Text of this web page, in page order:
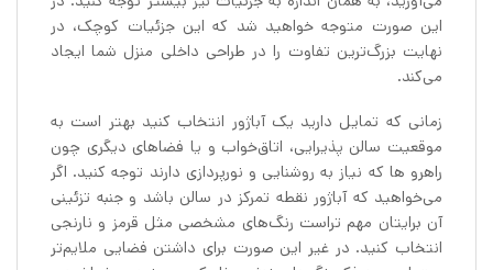
این صورت متوجه خواهید شد که این جزئیات کوچک، در
نهایت بزرگ‌ترین تفاوت را در طراحی داخلی منزل شما ایجاد
می‌کند.
زمانی که تمایل دارید یک آباژور انتخاب کنید بهتر است به
موقعیت سالن‌ پذیرایی، اتاق‌خواب و یا فضاهای دیگری چون
راهرو ها که نیاز به روشنایی و نورپردازی دارند توجه کنید. اگر
می‌خواهید که آباژور نقطه‌ تمرکز در سالن باشد و جنبه‌ تزئینی
آن برایتان مهم‌ تراست رنگ‌های مشخصی مثل قرمز و نارنجی
انتخاب کنید. در غیر این صورت برای داشتن فضایی ملایم‌تر